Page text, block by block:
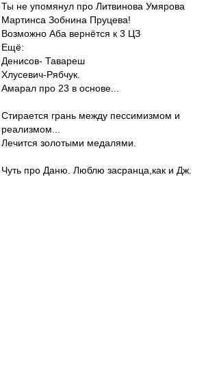
Ты не упомянул про Литвинова Умярова
Мартинса Зобнина Пруцева!
Возможно Аба вернётся к 3 ЦЗ
Ещё:
Денисов- Тавареш
Хлусевич-Рябчук.
Амарал про 23 в основе...
Стирается грань между пессимизмом и
реализмом...
Лечится золотыми медалями.
Чуть про Даню. Люблю засранца,как и Дж.